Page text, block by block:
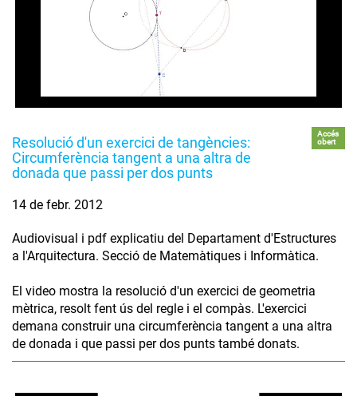
Resolució d'un exercici de tangències:
Circumferència tangent a una altra de
donada que passi per dos punts
Accés
obert
14 de febr. 2012
Audiovisual i pdf explicatiu del Departament d'Estructures
a l'Arquitectura. Secció de Matemàtiques i Informàtica.
El video mostra la resolució d'un exercici de geometria
mètrica, resolt fent ús del regle i el compàs. L'exercici
demana construir una circumferència tangent a una altra
de donada i que passi per dos punts també donats.